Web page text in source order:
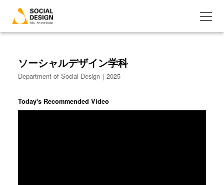
ソーシャルデザイン学科
Department of Social Design｜2025
Today's Recommended Video